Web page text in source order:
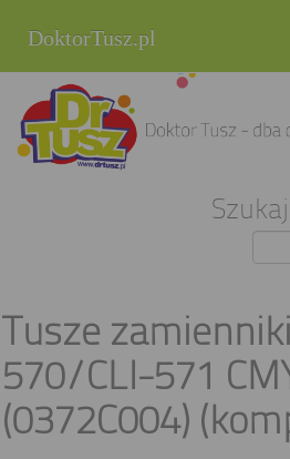
DoktorTusz.pl
tel. 857 337 337
Strona główna
Tusze
570/CLI-571
(0372C004)